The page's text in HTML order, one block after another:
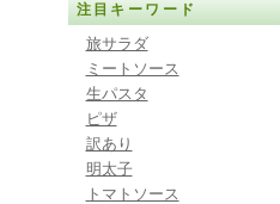
注目キーワード
旅サラダ
ミートソース
生パスタ
ピザ
訳あり
明太子
トマトソース